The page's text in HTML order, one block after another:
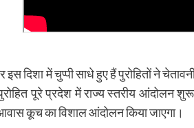
इस दिशा में चुप्पी साधे हुए हैं पुरोहितों ने
पुरोहित पूरे प्रदेश में राज्य स्तरीय
कूच का विशाल आंदोलन किया जाएगा।